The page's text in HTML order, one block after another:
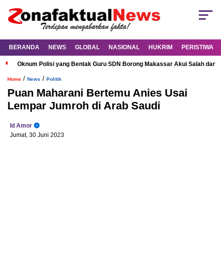
BERANDA NEWS GLOBAL NASIONAL HUKRIM PERISTIWA
Oknum Polisi yang Bentak Guru SDN Borong Makassar Akui Salah dan
Home / News / Politik
Puan Maharani Bertemu Anies Usai
Lempar Jumroh di Arab Saudi
Id Amor
Jumat, 30 Juni 2023